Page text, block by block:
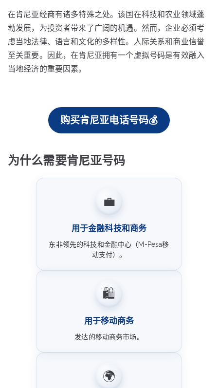
在肯尼亚经商有诸多特殊之处。该国在科技和农业领域蓬
勃发展，为投资者带来了广阔的机遇。然而，企业必须考
虑当地法律、语言和文化的多样性。人际关系和商业信誉
至关重要。因此，在肯尼亚拥有一个虚拟号码是有效融入
当地经济的重要因素。
购买肯尼亚电话号码💰
为什么需要肯尼亚号码
💼
用于金融科技和商务
东非领先的科技和金融中心（M-Pesa移
动支付）。
🛍️
用于移动商务
发达的移动商务市场。
🌍